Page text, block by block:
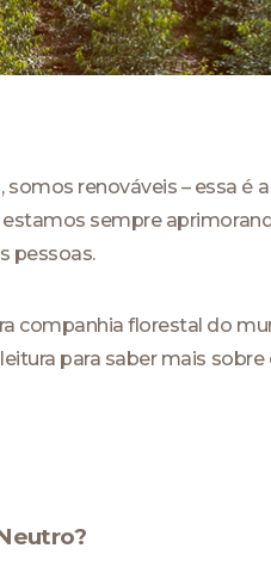
renováveis – essa é
sempre
pessoas.
companhia florestal do
para saber mais sobre